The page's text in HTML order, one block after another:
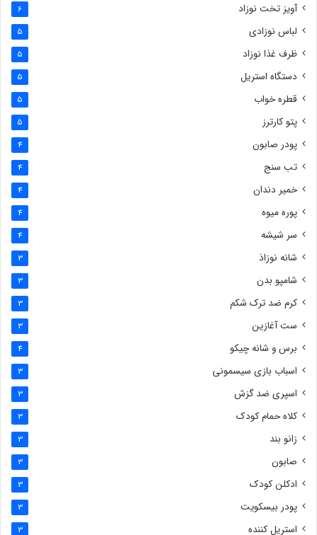
آویز تخت نوزاد 6
لباس نوزادی 5
ظرف غذا نوزاد 5
دستگاه استریل 5
قطره خواب 5
پتو کارترز 5
پودر صابون 4
تب سنج 4
خمیر دندان 4
پوره میوه 4
سر شیشه 4
شانه نوزاذ 3
شامپو بدن 3
کرم ضد ترک شکم 3
ست آغازین 3
برس و شانه چیکو 4
اسباب بازی سیسمونی 3
اسپری ضد گزش 3
کلاه حمام کودک 3
زانو بند 3
صابون 3
ادکلن کودک 3
پودر بیسکویت 3
استریل کننده 3